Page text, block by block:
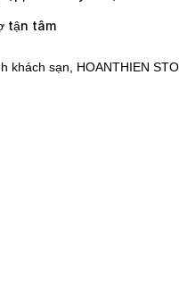
tận tâm
khách sạn, HOANTHIEN